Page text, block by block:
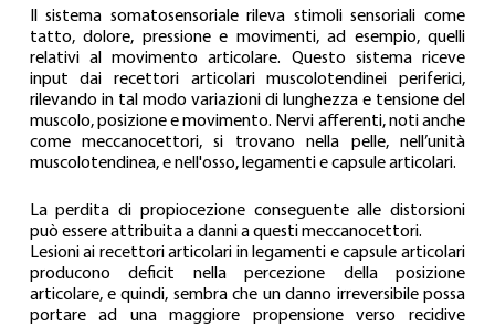
Il sistema somatosensoriale rileva stimoli sensoriali come
tatto, dolore, pressione e movimenti, ad esempio, quelli
relativi al movimento articolare. Questo sistema riceve
input dai recettori articolari muscolotendinei periferici,
rilevando in tal modo variazioni di lunghezza e tensione del
muscolo, posizione e movimento. Nervi afferenti, noti anche
come meccanocettori, si trovano nella pelle, nell’unità
muscolotendinea, e nell'osso, legamenti e capsule articolari.
La perdita di propiocezione conseguente alle distorsioni
può essere attribuita a danni a questi meccanocettori.
Lesioni ai recettori articolari in legamenti e capsule articolari
producono deficit nella percezione della posizione
articolare, e quindi, sembra che un danno irreversibile possa
portare ad una maggiore propensione verso recidive